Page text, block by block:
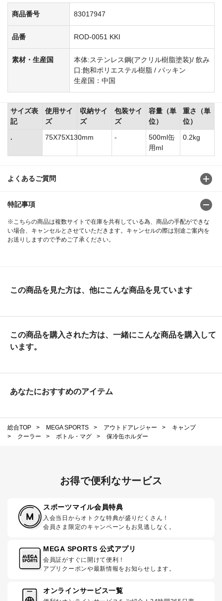
商品番号 83017947
品番 ROD-0051 KKI
素材・生産国
本体:ステンレス鋼(アクリル樹脂塗装)/ 飲み
口:飽和ポリエステル樹脂 / パッキン
生産国：中国
よくあるご質問
特記事項
※こちらの商品は複数サイトで在庫を共有している為、商品の手配ができな
い場合、キャンセルとさせていただきます。キャンセルの際は別途ご案内を
お送りしますので予めご了承ください。
サイズ表
記
使用サイ
ズ
収納サイ
ズ
包装サイ
ズ
容量（単
位）
重さ（単
位）
.
75X75X130mm
. -
500ml缶
用ml
0.2kg
この商品を見た方は、他にこんな商品を見ています
この商品を購入された方は、一緒にこんな商品を購入して
います。
あなたにおすすめのアイテム
総合TOP > MEGA SPORTS > アウトドアレジャー >
キャンプ
>
クーラー > ボトル・マグ > 保冷缶ホルダー
お得で便利なサービス
スポーツマイル会員特典
入会当日からオトクな特典が盛りだくさん！
会員さま限定のキャンペーンもお見逃しなく。
MEGA SPORTS 公式アプリ
会員証がすぐに開けて便利！
アプリクーポンや最新情報をお知らせします。
オンラインサービス一覧